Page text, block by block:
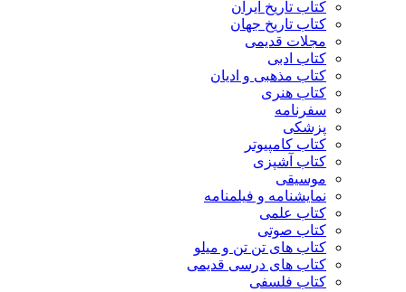
کتاب تاریخ ایران
کتاب تاریخ جهان
مجلات قدیمی
کتاب ادبی
کتاب مذهبی و ادیان
کتاب هنری
سفرنامه
پزشکی
کتاب کامپیوتر
کتاب آشپزی
موسیقی
نمایشنامه و فیلمنامه
کتاب علمی
کتاب صوتی
کتاب های تن تن و میلو
کتاب های درسی قدیمی
کتاب فلسفی